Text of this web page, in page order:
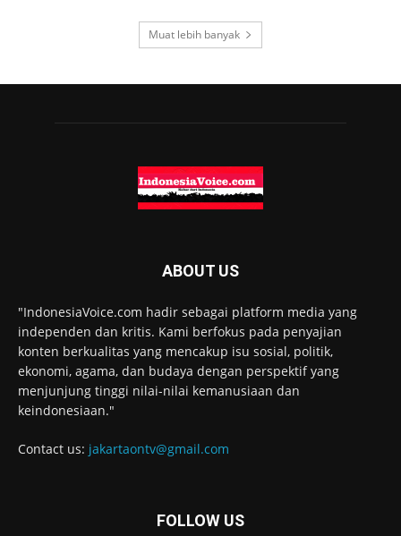
Muat lebih banyak
ABOUT US
"IndonesiaVoice.com hadir sebagai platform media yang
independen dan kritis. Kami berfokus pada penyajian
konten berkualitas yang mencakup isu sosial, politik,
ekonomi, agama, dan budaya dengan perspektif yang
menjunjung tinggi nilai-nilai kemanusiaan dan
keindonesiaan."
Contact us: jakartaontv@gmail.com
FOLLOW US